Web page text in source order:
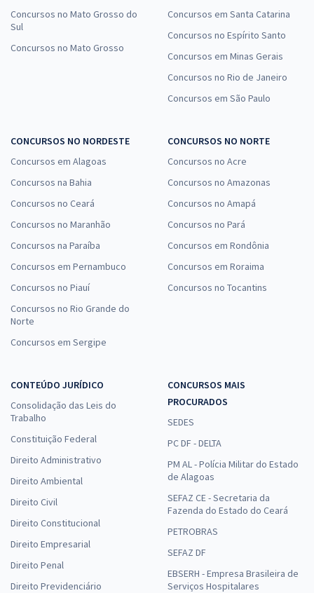
Concursos no Mato Grosso do
Sul
Concursos no Mato Grosso
Concursos em Santa Catarina
Concursos no Espírito Santo
Concursos em Minas Gerais
Concursos no Rio de Janeiro
Concursos em São Paulo
CONCURSOS NO NORDESTE
Concursos em Alagoas
Concursos na Bahia
Concursos no Ceará
Concursos no Maranhão
Concursos na Paraíba
Concursos em Pernambuco
Concursos no Piauí
Concursos no Rio Grande do
Norte
Concursos em Sergipe
CONCURSOS NO NORTE
Concursos no Acre
Concursos no Amazonas
Concursos no Amapá
Concursos no Pará
Concursos em Rondônia
Concursos em Roraima
Concursos no Tocantins
CONTEÚDO JURÍDICO
Consolidação das Leis do
Trabalho
Constituição Federal
Direito Administrativo
Direito Ambiental
Direito Civil
Direito Constitucional
Direito Empresarial
Direito Penal
Direito Previdenciário
CONCURSOS MAIS
PROCURADOS
SEDES
PC DF - DELTA
PM AL - Polícia Militar do Estado
de Alagoas
SEFAZ CE - Secretaria da
Fazenda do Estado do Ceará
PETROBRAS
SEFAZ DF
EBSERH - Empresa Brasileira de
Serviços Hospitalares